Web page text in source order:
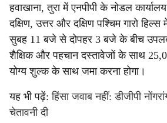
हवाखाना, तुरा में एनपीपी के नोडल
दक्षिण, उत्तर और दक्षिण पश्चिम गारो हिल्स
सुबह 11 बजे से दोपहर 3 बजे के बीच
शैक्षिक और पहचान दस्तावेजों के साथ
योग्य शुल्क के साथ जमा करना होगा।
यह भी पढ़ें: हिंसा जवाब नहीं: डीजीपी
चेतावनी दी